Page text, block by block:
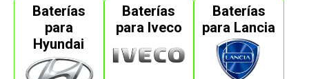
Baterías
para
Hyundai
Baterías
para Iveco
Baterías
para Lancia